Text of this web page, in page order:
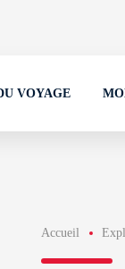
VOYAGE
Accueil